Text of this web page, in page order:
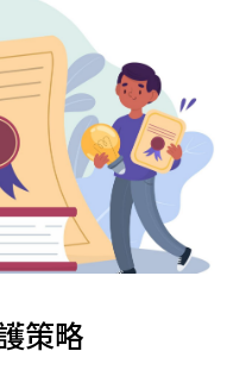
常見問題。本文一次
用與注意事項。
策略